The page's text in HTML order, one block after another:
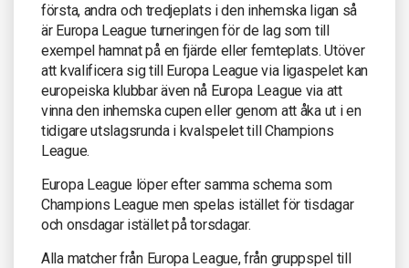
första, andra och tredjeplats i den inhemska ligan så
är Europa League turneringen för de lag som till
exempel hamnat på en fjärde eller femteplats. Utöver
att kvalificera sig till Europa League via ligaspelet kan
europeiska klubbar även nå Europa League via att
vinna den inhemska cupen eller genom att åka ut i en
tidigare utslagsrunda i kvalspelet till Champions
League.
Europa League löper efter samma schema som
Champions League men spelas istället för tisdagar
och onsdagar istället på torsdagar.
Alla matcher från Europa League, från gruppspel till